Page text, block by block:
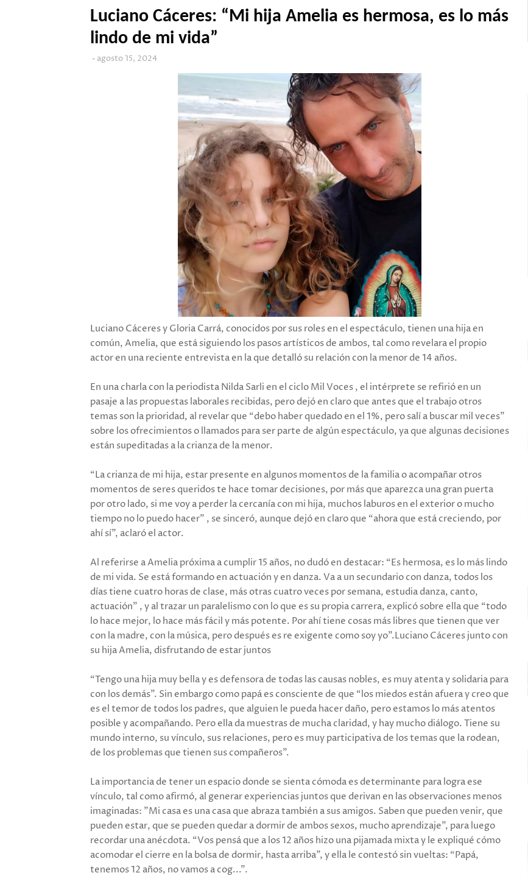
Luciano Cáceres: “Mi hija Amelia es hermosa, es lo más
lindo de mi vida”
agosto 15, 2024
Luciano Cáceres y Gloria Carrá, conocidos por sus roles en el espectáculo, tienen una hija en
común, Amelia, que está siguiendo los pasos artísticos de ambos, tal como revelara el propio
actor en una reciente entrevista en la que detalló su relación con la menor de 14 años.
En una charla con la periodista Nilda Sarli en el ciclo Mil Voces , el intérprete se refirió en un
pasaje a las propuestas laborales recibidas, pero dejó en claro que antes que el trabajo otros
temas son la prioridad, al revelar que “debo haber quedado en el 1%, pero salí a buscar mil veces”
sobre los ofrecimientos o llamados para ser parte de algún espectáculo, ya que algunas decisiones
están supeditadas a la crianza de la menor.
“La crianza de mi hija, estar presente en algunos momentos de la familia o acompañar otros
momentos de seres queridos te hace tomar decisiones, por más que aparezca una gran puerta
por otro lado, si me voy a perder la cercanía con mi hija, muchos laburos en el exterior o mucho
tiempo no lo puedo hacer” , se sinceró, aunque dejó en claro que “ahora que está creciendo, por
ahí sí”, aclaró el actor.
Al referirse a Amelia próxima a cumplir 15 años, no dudó en destacar: “Es hermosa, es lo más lindo
de mi vida. Se está formando en actuación y en danza. Va a un secundario con danza, todos los
días tiene cuatro horas de clase, más otras cuatro veces por semana, estudia danza, canto,
actuación” , y al trazar un paralelismo con lo que es su propia carrera, explicó sobre ella que “todo
lo hace mejor, lo hace más fácil y más potente. Por ahí tiene cosas más libres que tienen que ver
con la madre, con la música, pero después es re exigente como soy yo”.Luciano Cáceres junto con
su hija Amelia, disfrutando de estar juntos
“Tengo una hija muy bella y es defensora de todas las causas nobles, es muy atenta y solidaria para
con los demás”. Sin embargo como papá es consciente de que “los miedos están afuera y creo que
es el temor de todos los padres, que alguien le pueda hacer daño, pero estamos lo más atentos
posible y acompañando. Pero ella da muestras de mucha claridad, y hay mucho diálogo. Tiene su
mundo interno, su vínculo, sus relaciones, pero es muy participativa de los temas que la rodean,
de los problemas que tienen sus compañeros”.
La importancia de tener un espacio donde se sienta cómoda es determinante para logra ese
vínculo, tal como afirmó, al generar experiencias juntos que derivan en las observaciones menos
imaginadas: ”Mi casa es una casa que abraza también a sus amigos. Saben que pueden venir, que
pueden estar, que se pueden quedar a dormir de ambos sexos, mucho aprendizaje”, para luego
recordar una anécdota. “Vos pensá que a los 12 años hizo una pijamada mixta y le expliqué cómo
acomodar el cierre en la bolsa de dormir, hasta arriba”, y ella le contestó sin vueltas: “Papá,
tenemos 12 años, no vamos a cog...”.